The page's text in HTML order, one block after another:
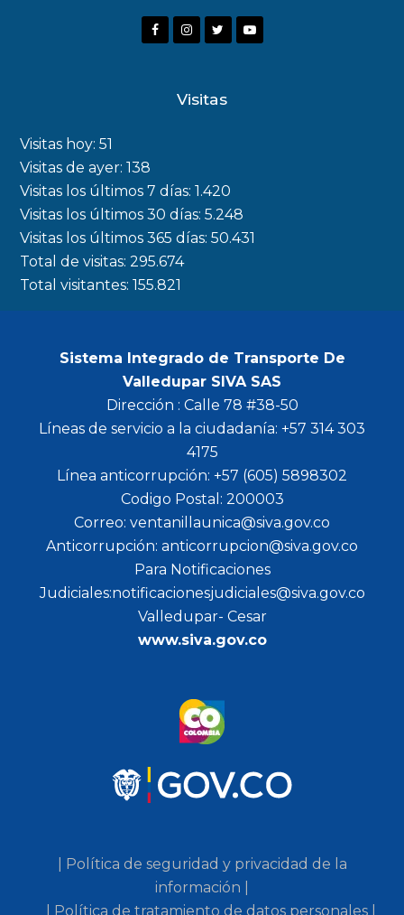
F
o
k
I
a
m
r
Y
Visitas
Visitas hoy:51
Visitas de ayer:138
Visitas los últimos 7 días:1.420
Visitas los últimos 30 días:5.248
Visitas los últimos 365 días:50.431
Total de visitas:295.674
Total visitantes:155.821
Sistema Integrado de Transporte De
Valledupar SIVA SAS
Dirección : Calle 78 #38-50
Líneas de servicio a la ciudadanía: +57 314 303
4175
Línea anticorrupción: +57 (605) 5898302
Codigo Postal: 200003
Correo: ventanillaunica@siva.gov.co
Anticorrupción: anticorrupcion@siva.gov.co
Para Notificaciones
Judiciales:notificacionesjudiciales@siva.gov.co
Valledupar- Cesar
www.siva.gov.co
| Política de seguridad y privacidad de la
información |
| Política de tratamiento de datos personales |